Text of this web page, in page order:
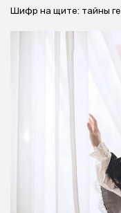
Шифр на щите: тайны